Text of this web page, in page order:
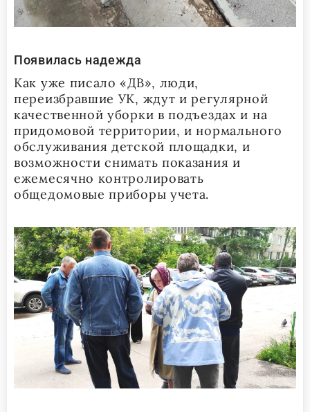
Появилась надежда
Как уже писало «ДВ», люди,
переизбравшие УК, ждут и регулярной
качественной уборки в подъездах и на
придомовой территории, и нормального
обслуживания детской площадки, и
возможности снимать показания и
ежемесячно контролировать
общедомовые приборы учета.